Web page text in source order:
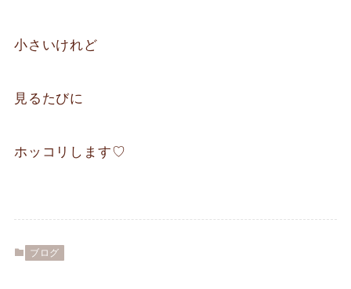
小さいけれど
見るたびに
ホッコリします♡
ブログ